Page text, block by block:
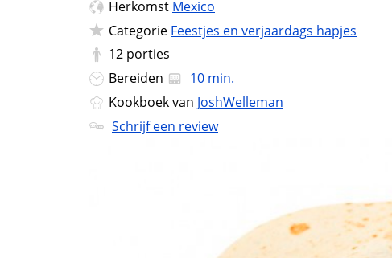
Herkomst Mexico
Categorie Feestjes en verjaardags hapjes
12 porties
Bereiden
10 min.
Kookboek van JoshWelleman
Schrijf een review